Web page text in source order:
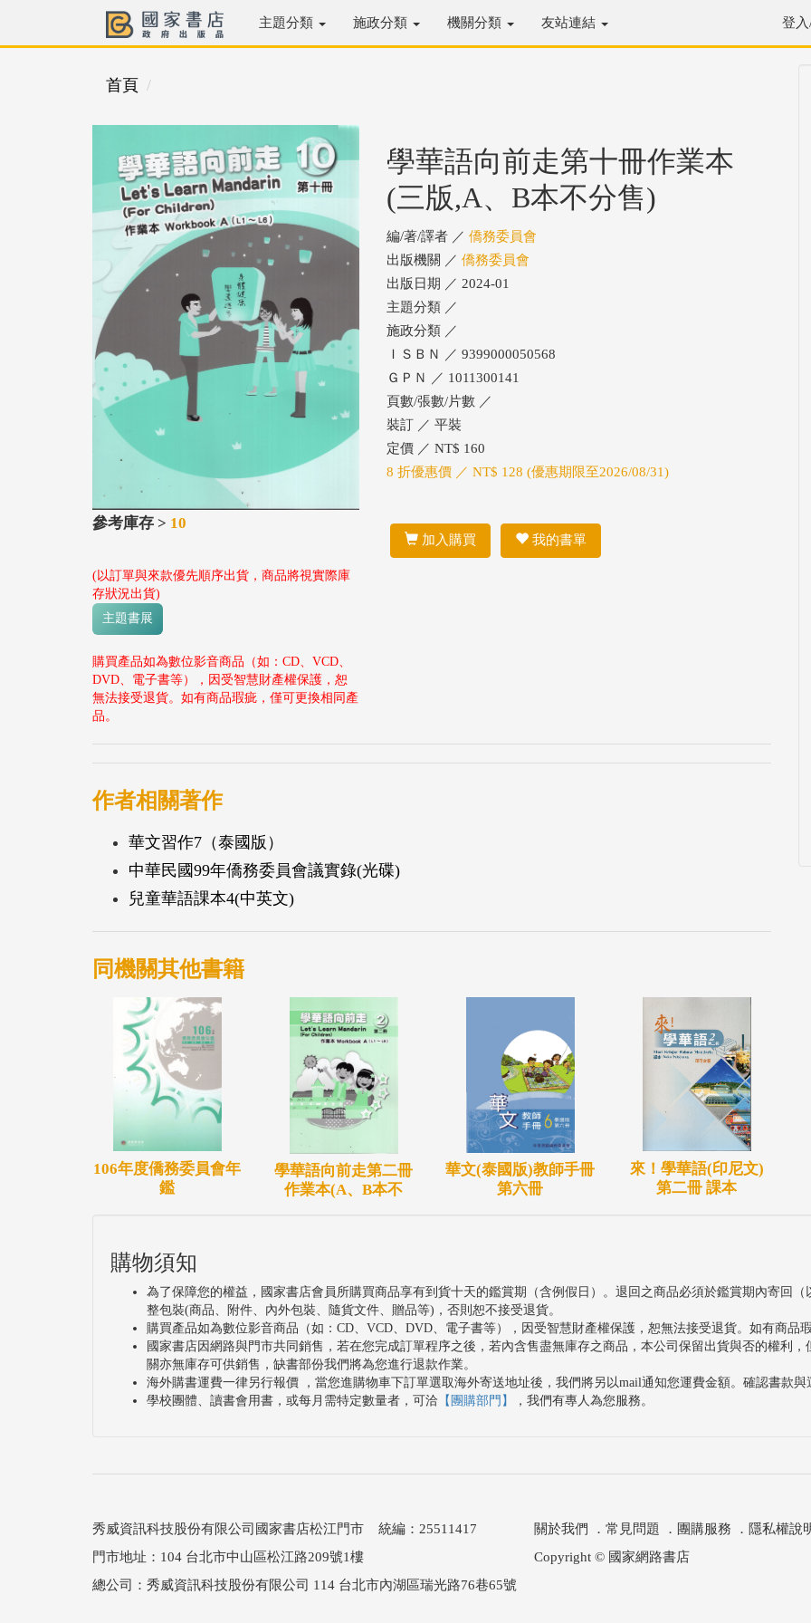
主題分類 施政分類 機關分類 友站連結 登
首頁
參考庫存 > 10
(以訂單與來款優先順序出貨，商品將視實際庫
存狀況出貨)
主題書展
購買產品如為數位影音商品（如：CD、VCD、
DVD、電子書等），因受智慧財產權保護，恕
無法接受退貨。如有商品瑕疵，僅可更換相同產
品。
學華語向前走第十冊作業本
(三版,A、B本不分售)
編/著/譯者 ／ 僑務委員會
出版機關 ／ 僑務委員會
出版日期 ／ 2024-01
主題分類 ／
施政分類 ／
ＩＳＢＮ ／ 9399000050568
ＧＰＮ ／ 1011300141
頁數/張數/片數 ／
裝訂 ／ 平裝
定價 ／ NT$ 160
8 折優惠價 ／ NT$ 128 (優惠期限至2026/08/31)
加入購買 我的書單
作者相關著作
華文習作7（泰國版）
中華民國99年僑務委員會議實錄(光碟)
兒童華語課本4(中英文)
同機關其他書籍
106年度僑務委員會年
鑑
學華語向前走第二冊
作業本(A、B本不
華文(泰國版)教師手冊
第六冊
來！學華語(印尼文)
第二冊 課本
購物須知
為了保障您的權益，國家書店會員所購買商品享有到貨十天的鑑賞期（含例假日）。退回之商品必須於鑑賞期內寄回
整包裝(商品、附件、內外包裝、隨貨文件、贈品等)，否則恕不接受退貨。
購買產品如為數位影音商品（如：CD、VCD、DVD、電子書等），因受智慧財產權保護，恕無法接受退貨。如有商品
國家書店因網路與門市共同銷售，若在您完成訂單程序之後，若內含售盡無庫存之商品，本公司保留出貨與否的權利
關亦無庫存可供銷售，缺書部份我們將為您進行退款作業。
海外購書運費一律另行報價 ，當您進購物車下訂單選取海外寄送地址後，我們將另以mail通知您運費金額。確認書款
學校團體、讀書會用書，或每月需特定數量者，可洽 【團購部門】 ，我們有專人為您服務。
秀威資訊科技股份有限公司國家書店松江門市 統編：25511417
門市地址：104 台北市中山區松江路209號1樓
關於我們 ． 常見問題 ． 團購服務 ． 隱私權說
Copyright © 國家網路書店
總公司：秀威資訊科技股份有限公司 114 台北市內湖區瑞光路76巷65號